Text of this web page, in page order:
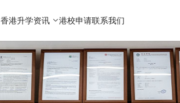
香港升学资讯 港校申请联系我们